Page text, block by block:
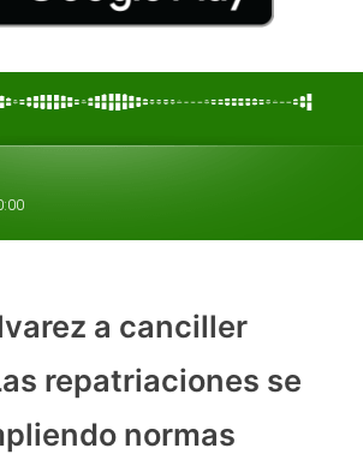
a canciller
repatriaciones se
normas